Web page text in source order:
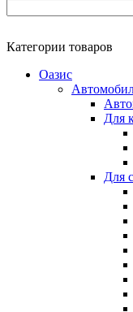
Категории товаров
Оазис
Для
Для